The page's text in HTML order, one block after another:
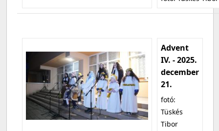
Advent
IV. - 2025.
december
21.
fotó:
Tüskés
Tibor